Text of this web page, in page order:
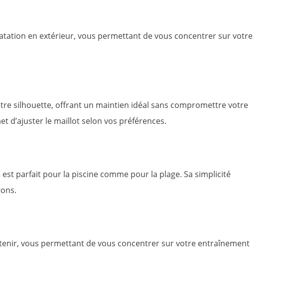
en extérieur, vous permettant de vous concentrer sur votre
silhouette, offrant un maintien idéal sans compromettre votre
d’ajuster le maillot selon vos préférences.
parfait pour la piscine comme pour la plage. Sa simplicité
vous permettant de vous concentrer sur votre entraînement